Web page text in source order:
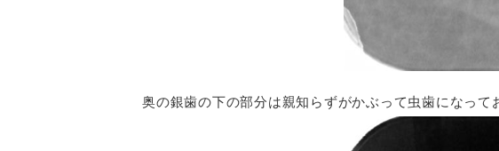
奥の銀歯の下の部分は親知らずがかぶって虫歯になっ